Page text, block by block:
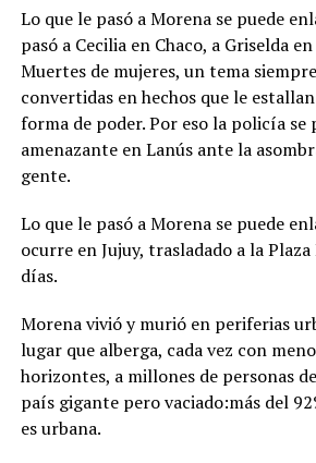
Lo que le pasó a Morena se puede
pasó a Cecilia en Chaco, a Griselda
Muertes de mujeres, un tema
convertidas en hechos que le
forma de poder. Por eso la policía se
amenazante en Lanús ante la
gente.
Lo que le pasó a Morena se puede
ocurre en Jujuy, trasladado a la
días.
Morena vivió y murió en periferias
lugar que alberga, cada vez con
horizontes, a millones de personas
país gigante pero vaciado:más del
es urbana.